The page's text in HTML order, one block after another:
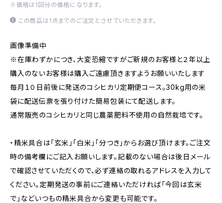
※価格は1回分の価格になります。
この商品は1点までのご注文とさせていただきます。
画像準備中
※在庫わずかにつき、大変恐縮ですがご新規のお客様と２年以上
購入のないお客様は購入ご遠慮頂きますようお願いいたします
毎月１０日前後に発送のコシヒカリ定期便コース。30kg用の米
袋に配送伝票を張り付けた簡易包装にて配送します。
通常販売のコシヒカリと同じ農薬肥料不使用の自然栽培です。
・精米具合は「玄米」「白米」「分つき」からお選び頂けます。ご注文
時の備考欄にご記入お願いします。記載のない場合は後日メール
で確認させていただくので、必ず連絡の取れるアドレスを入力して
ください。定期発送の事前にご連絡いただければ「今回は玄米
で」などいつもの精米具合から変更も可能です。